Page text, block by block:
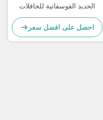
الحديد الفوسفاتية للحافلات
الكهربائية
احصل على افضل سعر